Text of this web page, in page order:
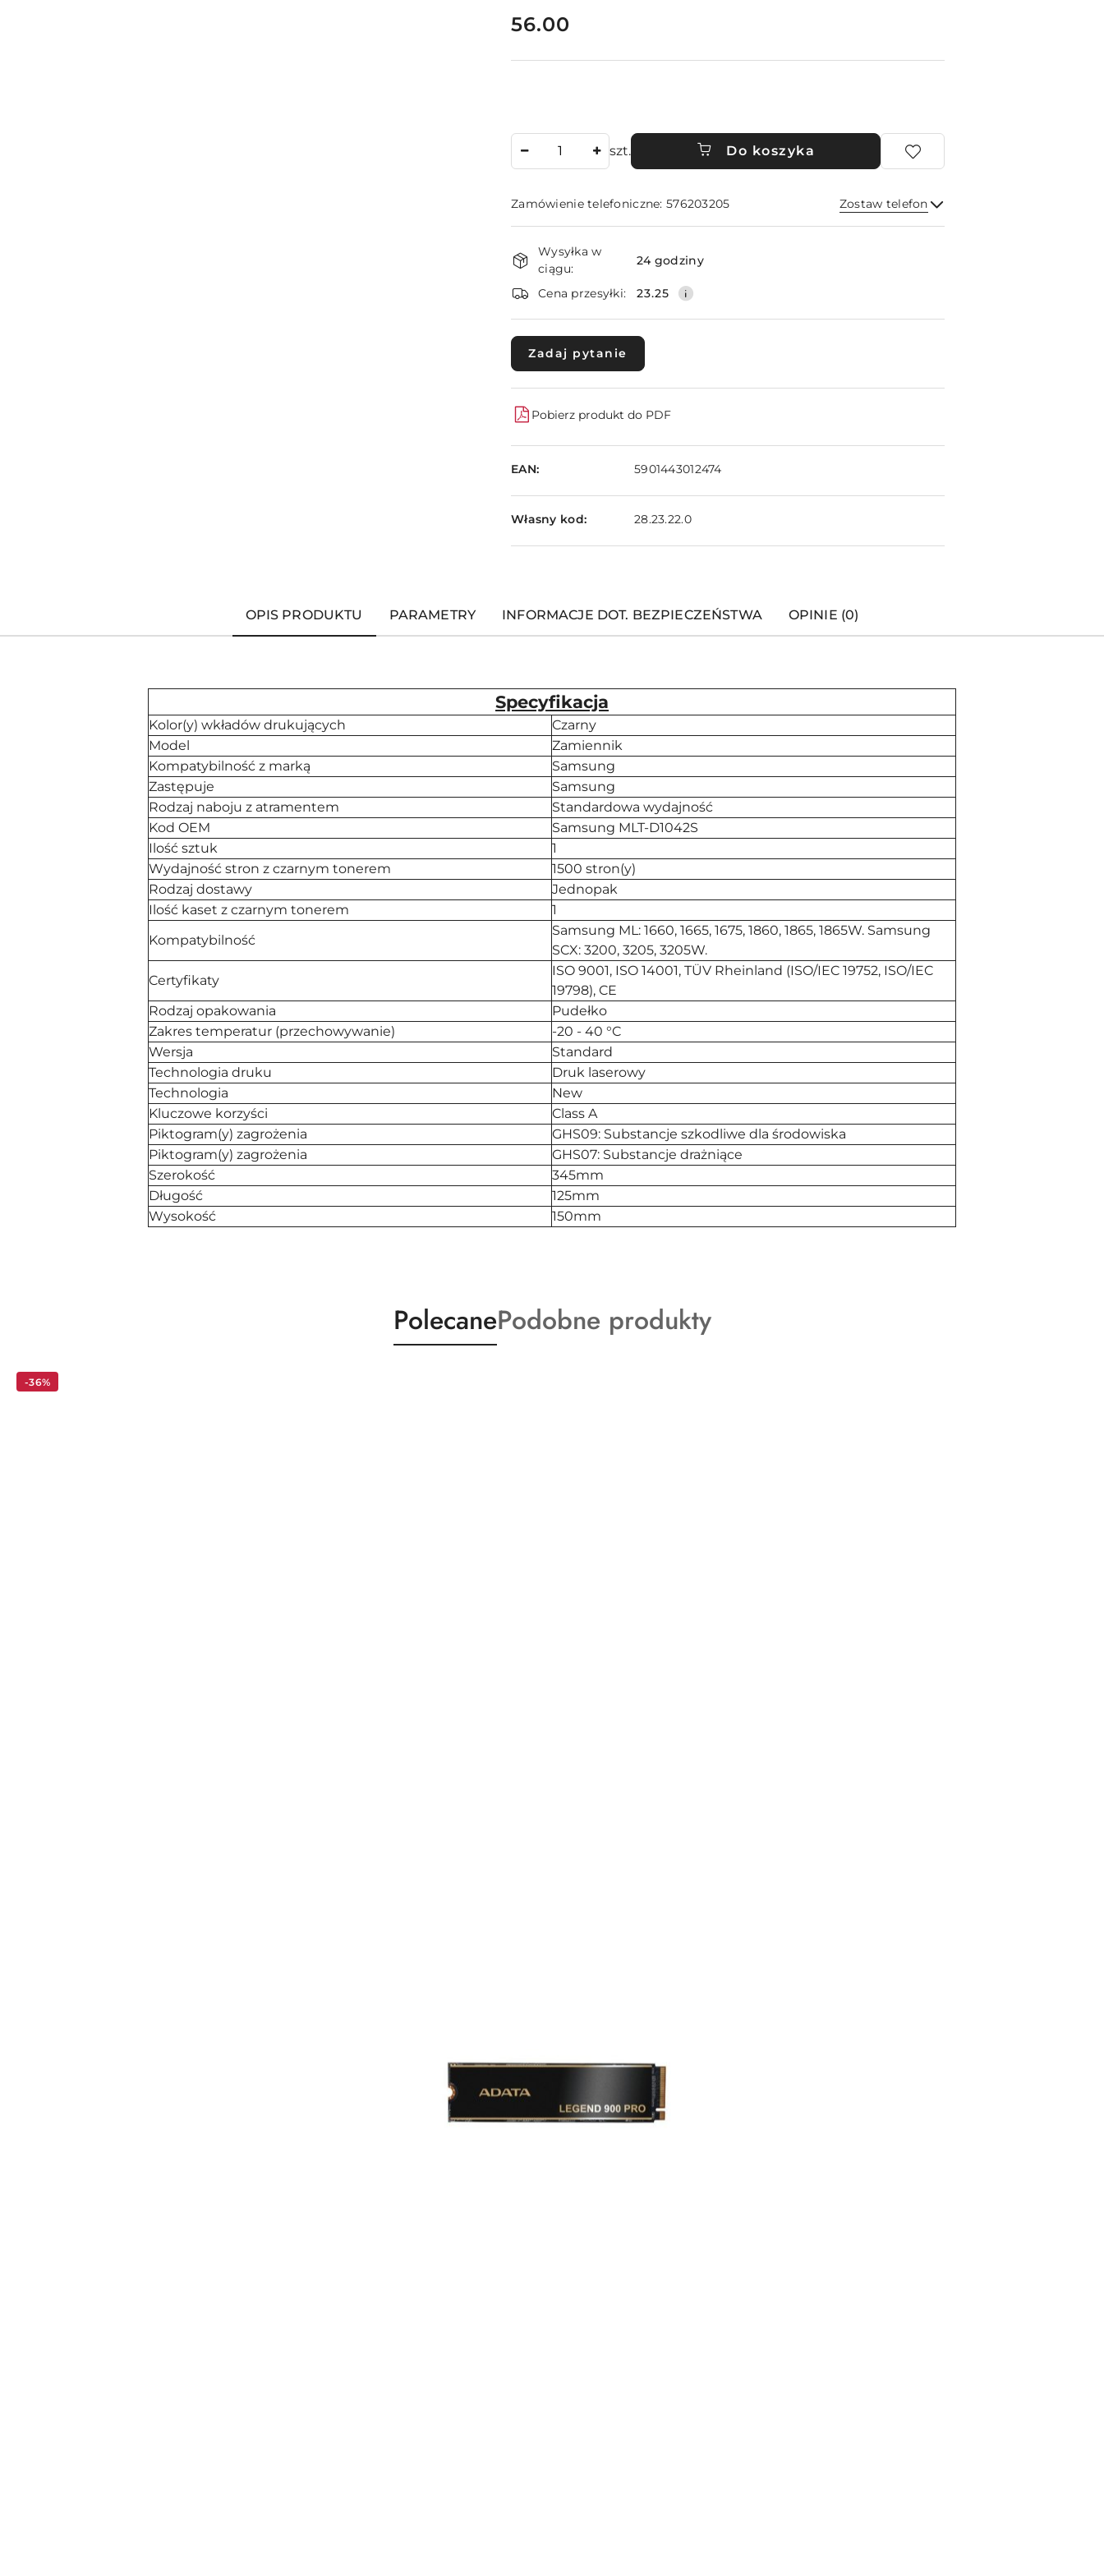
cena:
56.00
szt. Do koszyka
Zamówienie telefoniczne: 576203205 Zostaw telefon
Wyślij
Dostępność
i
dostawa
Wysyłka w
ciągu:
24 godziny
Cena przesyłki: 23.25
Zadaj pytanie
Pobierz produkt do PDF
EAN: 5901443012474
Własny kod: 28.23.22.0
OPIS PRODUKTU PARAMETRY INFORMACJE DOT. BEZPIECZEŃSTWA OPINIE (0)
Specyfikacja
Kolor(y) wkładów drukujących
Czarny
Model
Zamiennik
Kompatybilność z marką
Samsung
Zastępuje
Samsung
Rodzaj naboju z atramentem
Standardowa wydajność
Kod OEM
Samsung MLT-D1042S
Ilość sztuk
1
Wydajność stron z czarnym tonerem
1500 stron(y)
Rodzaj dostawy
Jednopak
Ilość kaset z czarnym tonerem
1
Kompatybilność
Samsung ML: 1660, 1665, 1675, 1860, 1865, 1865W. Samsung
SCX: 3200, 3205, 3205W.
Certyfikaty
ISO 9001, ISO 14001, TÜV Rheinland (ISO/IEC 19752, ISO/IEC
19798), CE
Rodzaj opakowania
Pudełko
Zakres temperatur (przechowywanie)
-20 - 40 °C
Wersja
Standard
Technologia druku
Druk laserowy
Technologia
New
Kluczowe korzyści
Class A
Piktogram(y) zagrożenia
GHS09: Substancje szkodliwe dla środowiska
Piktogram(y) zagrożenia
GHS07: Substancje drażniące
Szerokość
345mm
Długość
125mm
Wysokość
150mm
Produkty
o
PolecaneProdukty
o
Podobne produkty
-36%